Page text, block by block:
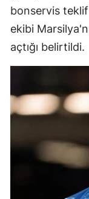
bonservis teklif
ekibi
açtığı belirtildi.